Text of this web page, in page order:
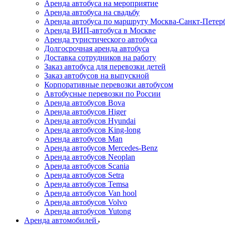
Аренда автобуса на мероприятие
Аренда автобуса на свадьбу
Аренда автобуса по маршруту Москва-Санкт-
Аренда ВИП-автобуса в Москве
Аренда туристического автобуса
Долгосрочная аренда автобуса
Доставка сотрудников на работу
Заказ автобуса для перевозки детей
Заказ автобусов на выпускной
Корпоративные перевозки автобусом
Автобусные перевозки по России
Аренда автобусов Bova
Аренда автобусов Higer
Аренда автобусов Hyundai
Аренда автобусов King-long
Аренда автобусов Man
Аренда автобусов Mercedes-Benz
Аренда автобусов Neoplan
Аренда автобусов Scania
Аренда автобусов Setra
Аренда автобусов Temsa
Аренда автобусов Van hool
Аренда автобусов Volvo
Аренда автобусов Yutong
Аренда автомобилей